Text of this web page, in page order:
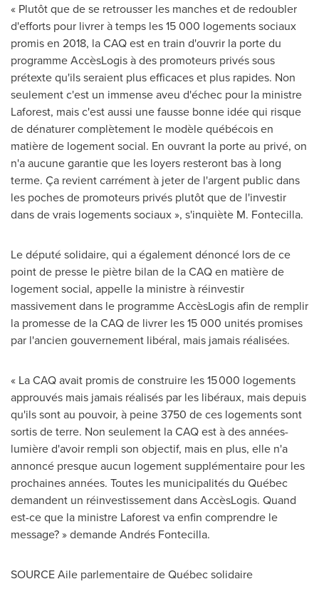
« Plutôt que de se retrousser les manches et de redoubler
d'efforts pour livrer à temps les 15 000 logements sociaux
promis en 2018, la CAQ est en train d'ouvrir la porte du
programme ⁠AccèsLogis à des promoteurs privés sous
prétexte qu'ils seraient plus efficaces et plus rapides. Non
seulement c'est un immense aveu d'échec pour la ministre
Laforest, mais c'est aussi une fausse bonne idée qui risque
de dénaturer complètement le modèle québécois en
matière de logement social. En ouvrant la porte au privé, on
n'a aucune garantie que les loyers resteront bas à long
terme. Ça revient carrément à jeter de l'argent public dans
les poches de promoteurs privés plutôt que de l'investir
dans de vrais logements sociaux », s'inquiète M. Fontecilla.
Le député solidaire, qui a également dénoncé lors de ce
point de presse le piètre bilan de la CAQ en matière de
logement social, appelle la ministre à réinvestir
massivement dans le programme AccèsLogis afin de remplir
la promesse de la CAQ de livrer les 15 000 unités promises
par l'ancien gouvernement libéral, mais jamais réalisées.
« La CAQ avait promis de construire les 15 000 logements
approuvés mais jamais réalisés par les libéraux, mais depuis
qu'ils sont au pouvoir, à peine 3750 de ces logements sont
sortis de terre. Non seulement la CAQ est à des années-
lumière d'avoir rempli son objectif, mais en plus, elle n'a
annoncé presque aucun logement supplémentaire pour les
prochaines années. Toutes les municipalités du Québec
demandent un réinvestissement dans AccèsLogis. Quand
est-ce que la ministre Laforest va enfin comprendre le
message? » demande Andrés Fontecilla.
SOURCE Aile parlementaire de Québec solidaire